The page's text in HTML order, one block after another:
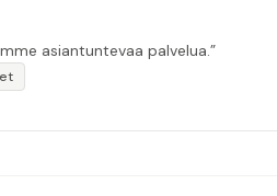
asiantuntevaa palvelua.”